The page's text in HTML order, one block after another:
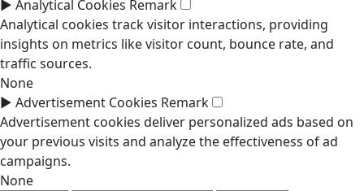
► Analytical Cookies Remark
Analytical cookies track visitor interactions, providing
insights on metrics like visitor count, bounce rate, and
traffic sources.
None
► Advertisement Cookies Remark
Advertisement cookies deliver personalized ads based on
your previous visits and analyze the effectiveness of ad
campaigns.
None